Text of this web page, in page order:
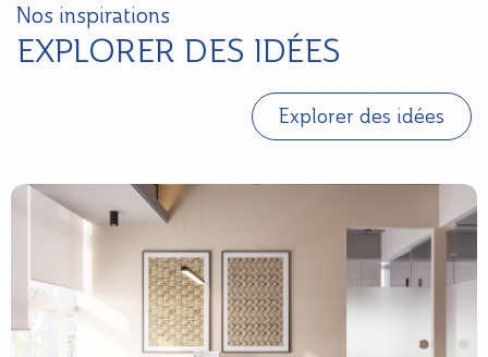
Nos inspirations
EXPLORER DES IDÉES
Explorer des idées